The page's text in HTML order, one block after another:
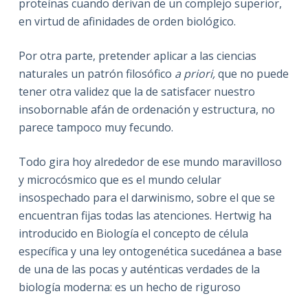
proteínas cuando derivan de un complejo superior,
en virtud de afinidades de orden biológico.
Por otra parte, pretender aplicar a las ciencias
naturales un patrón filosófico a priori,que no puede
tener otra validez que la de satisfacer nuestro
insobornable afán de ordenación y estructura, no
parece tampoco muy fecundo.
Todo gira hoy alrededor de ese mundo maravilloso
y microcósmico que es el mundo celular
insospechado para el darwinismo, sobre el que se
encuentran fijas todas las atenciones. Hertwig ha
introducido en Biología el concepto de célula
específica y una ley ontogenética sucedánea a base
de una de las pocas y auténticas verdades de la
biología moderna: es un hecho de riguroso